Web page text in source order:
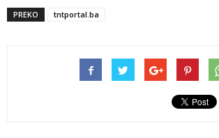
PREKO tntportal.ba